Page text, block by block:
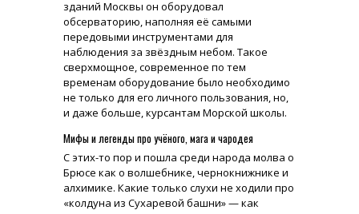
зданий Москвы он оборудовал
обсерваторию, наполняя её самыми
передовыми инструментами для
наблюдения за звёздным небом. Такое
сверхмощное, современное по тем
временам оборудование было необходимо
не только для его личного пользования, но,
и даже больше, курсантам Морской школы.
Мифы и легенды про учёного, мага и чародея
С этих-то пор и пошла среди народа молва о
Брюсе как о волшебнике, чернокнижнике и
алхимике. Какие только слухи не ходили про
«колдуна из Сухаревой башни» — как